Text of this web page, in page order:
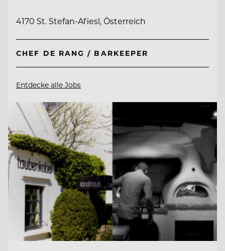
4170 St. Stefan-Afiesl, Österreich
CHEF DE RANG / BARKEEPER
Entdecke alle Jobs